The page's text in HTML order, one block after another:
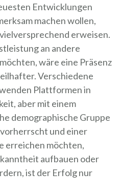
Entwicklungen
machen wollen,
erweisen.
an andere
wäre eine Präsenz
Verschiedene
Plattformen in
aber mit einem
demographische Gruppe
und einer
erreichen möchten,
aufbauen oder
ist der Erfolg nur